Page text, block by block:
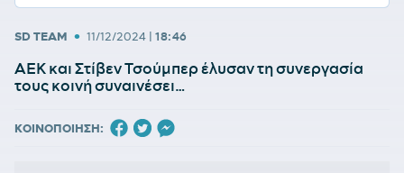
SD TEAM • 11/12/2024 | 18:46
ΑΕΚ και Στίβεν Τσούμπερ έλυσαν τη συνεργασία
τους κοινή συναινέσει…
ΚΟΙΝΟΠΟΙΗΣΗ: